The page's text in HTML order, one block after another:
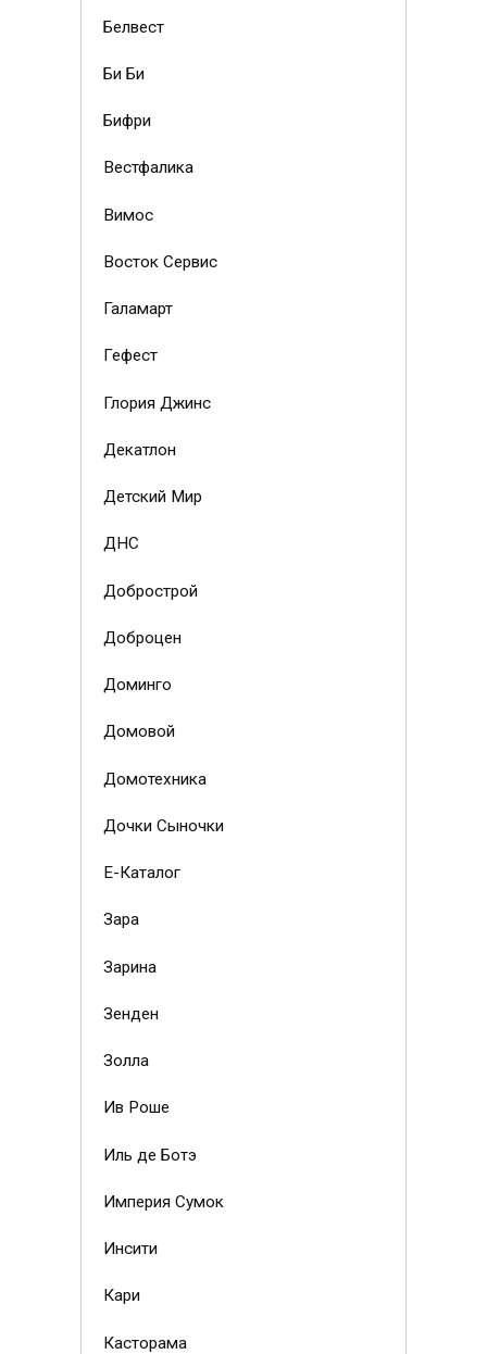
Белвест
Би Би
Бифри
Вестфалика
Вимос
Восток Сервис
Галамарт
Гефест
Глория Джинс
Декатлон
Детский Мир
ДНС
Добрострой
Доброцен
Доминго
Домовой
Домотехника
Дочки Сыночки
Е-Каталог
Зара
Зарина
Зенден
Золла
Ив Роше
Иль де Ботэ
Империя Сумок
Инсити
Кари
Касторама